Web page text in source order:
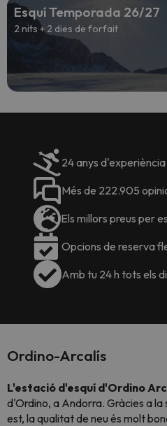
Esquí Temporada 26/27
2 nits + 2 dies de forfait
24 anys
Més de 222.905
Els millors preus per
Opcions de reserva
Amb tu 24 h tots els
Ordino-Arcalís
L'estació d'esquí d'Ordino
d'Ordino, a Andorra. Gràcies a
est, la qualitat de neu és molt